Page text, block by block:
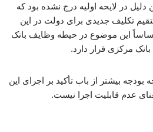
دلیل در لایحه اولیه درج نشده بود که
تکلیف جدیدی برای دولت در این
این موضوع در حیطه وظایف بانک
مرکزی قرار دارد.
بودجه بیشتر از باب تأکید بر اجرای این
عدم قابلیت اجرا نیست.